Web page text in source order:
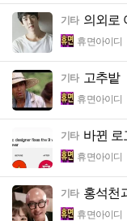
기타 의외로
휴면아이디
기타 고추밭
휴면아이디
기타 바뀐 로
휴면아이디
기타 홍석천
휴면아이디